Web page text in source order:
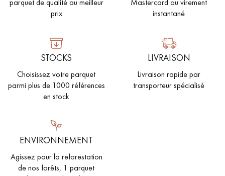
ACCESSOIRES PARQUET
D'INTÉRIEUR
Nos conseillers sont disponibles au
09-8899140
VOUS AVEZ UN PROJET ?
Nos experts sont à votre disposition pour vous guider pas à
parquet de qualité au meilleur
prix
Mastercard ou virement
instantané
STOCKS
Choisissez votre parquet
parmi plus de 1000 références
en stock
LIVRAISON
Livraison rapide par
transporteur spécialisé
ENVIRONNEMENT
Agissez pour la reforestation
de nos forêts, 1 parquet